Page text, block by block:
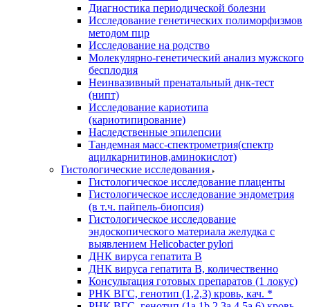
Диагностика периодической болезни
Исследование генетических полиморфизмов
методом пцр
Исследование на родство
Молекулярно-генетический анализ мужского
бесплодия
Неинвазивный пренатальный днк-тест
(нипт)
Исследование кариотипа
(кариотипирование)
Наследственные эпилепсии
Тандемная масс-спектрометрия(спектр
ацилкарнитинов,аминокислот)
Гистологические исследования
Гистологическое исследование плаценты
Гистологическое исследование эндометрия
(в т.ч. пайпель-биопсия)
Гистологическое исследование
эндоскопического материала желудка с
выявлением Helicobacter pylori
ДНК вируса гепатита B
ДНК вируса гепатита B, количественно
Консультация готовых препаратов (1 локус)
РНК ВГC, генотип (1,2,3) кровь, кач. *